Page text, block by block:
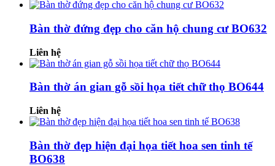
Bàn thờ đứng đẹp cho căn hộ chung cư BO632
Liên hệ
Bàn thờ án gian gỗ sồi họa tiết chữ thọ BO644
Liên hệ
Bàn thờ đẹp hiện đại họa tiết hoa sen tinh tế
BO638